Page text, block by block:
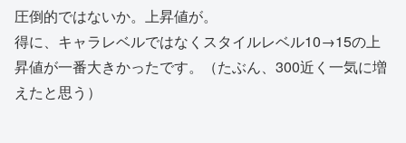
圧倒的ではないか。上昇値が。
得に、キャラレベルではなくスタイルレベル10→15の上
昇値が一番大きかったです。（たぶん、300近く一気に増
えたと思う）